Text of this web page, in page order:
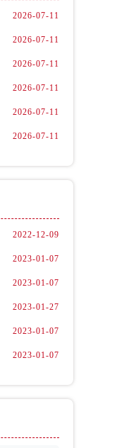
2026-07-11
2026-07-11
2026-07-11
2026-07-11
2026-07-11
2026-07-11
2022-12-09
2023-01-07
2023-01-07
2023-01-27
2023-01-07
2023-01-07